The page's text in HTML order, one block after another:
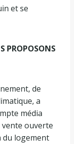
et se
PROPOSONS
de
a
média
vente ouverte
du logement